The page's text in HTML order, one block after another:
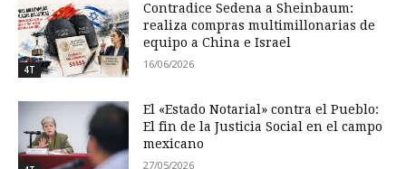
4T
Contradice Sedena a Sheinbaum:
realiza compras multimillonarias de
equipo a China e Israel
16/06/2026
El «Estado Notarial» contra el Pueblo:
El fin de la Justicia Social en el campo
mexicano
27/05/2026